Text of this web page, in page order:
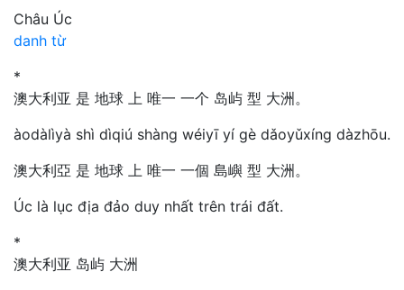
Châu Úc
danh từ
*
澳大利亚 是 地球 上 唯一 一个 岛屿 型 大洲。
àodàlìyà shì dìqiú shàng wéiyī yí gè dǎoyǔxíng dàzhōu.
澳大利亞 是 地球 上 唯一 一個 島嶼 型 大洲。
Úc là lục địa đảo duy nhất trên trái đất.
*
澳大利亚 岛屿 大洲